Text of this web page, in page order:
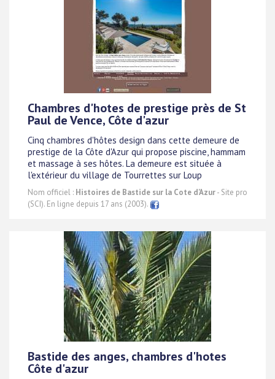
Chambres d'hotes de prestige près de St
Paul de Vence, Côte d'azur
Cinq chambres d'hôtes design dans cette demeure de
prestige de la Côte d'Azur qui propose piscine, hammam
et massage à ses hôtes. La demeure est située à
l'extérieur du village de Tourrettes sur Loup
Nom officiel : Histoires de Bastide sur la Cote d'Azur- Site pro
(SCI). En ligne depuis 17 ans (2003).
Bastide des anges, chambres d'hotes
Côte d'azur